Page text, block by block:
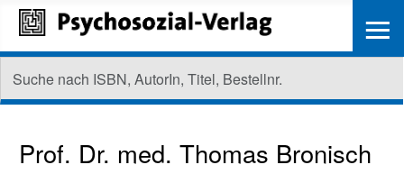
Prof. Dr. med. Thomas Bronisch
≡